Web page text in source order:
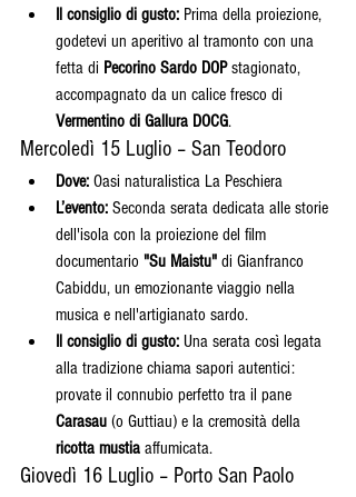
Il consiglio di gusto: Prima della proiezione,
godetevi un aperitivo al tramonto con una
fetta di Pecorino Sardo DOP stagionato,
accompagnato da un calice fresco di
Vermentino di Gallura DOCG.
Mercoledì 15 Luglio – San Teodoro
Dove: Oasi naturalistica La Peschiera
L’evento: Seconda serata dedicata alle storie
dell'isola con la proiezione del film
documentario "Su Maistu" di Gianfranco
Cabiddu, un emozionante viaggio nella
musica e nell'artigianato sardo.
Il consiglio di gusto: Una serata così legata
alla tradizione chiama sapori autentici:
provate il connubio perfetto tra il pane
Carasau (o Guttiau) e la cremosità della
ricotta mustia affumicata.
Giovedì 16 Luglio – Porto San Paolo